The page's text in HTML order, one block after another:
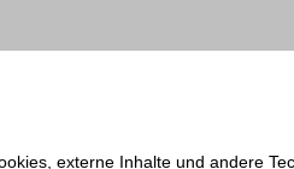
externe Inhalte und andere